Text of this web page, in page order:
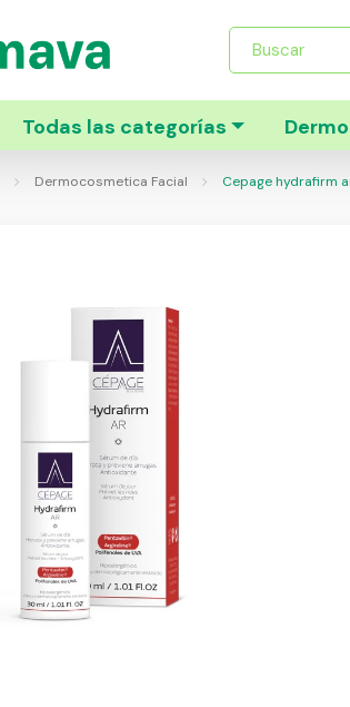
Búsqueda
productos
Todas las categorías
Dermocosmetica Facial Cepage hydrafirm